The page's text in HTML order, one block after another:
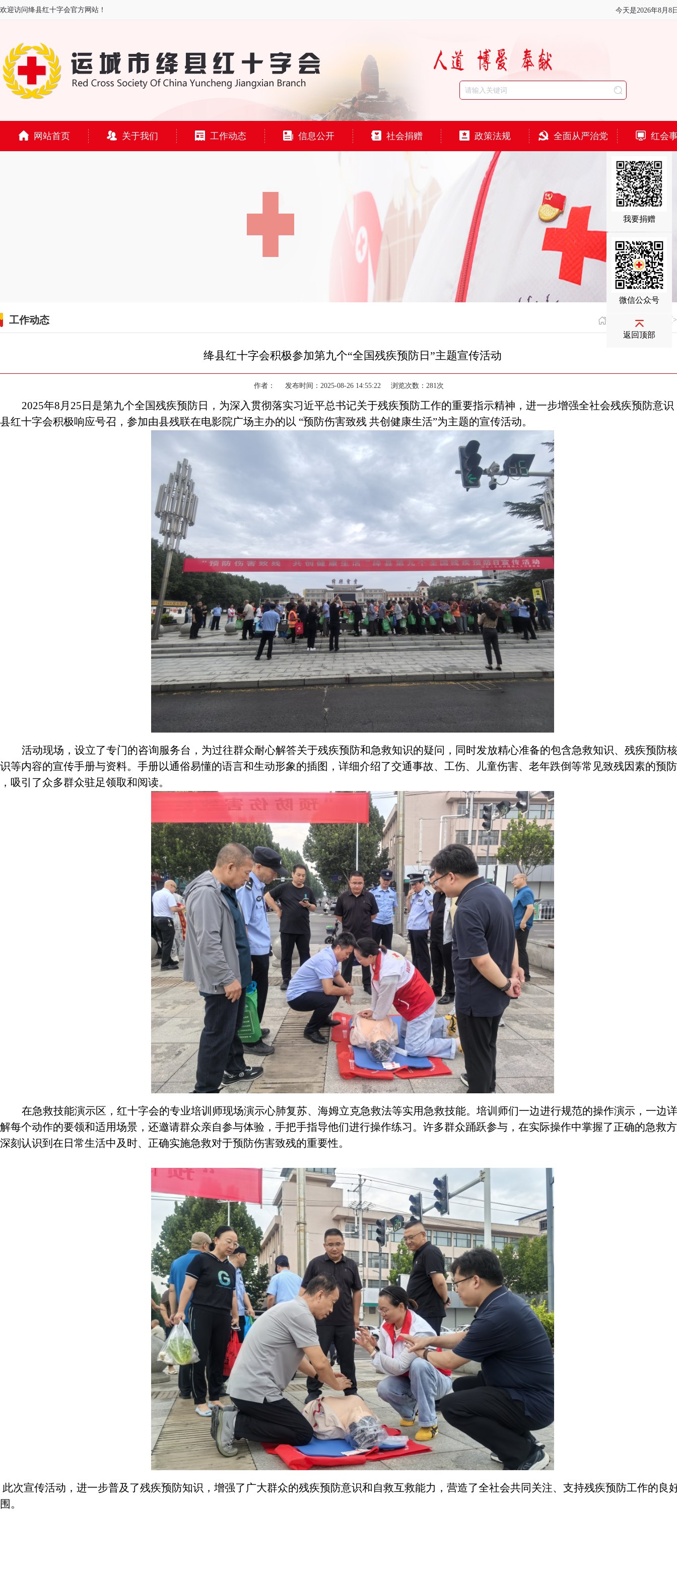
欢迎访问绛县红十字会官方网站！ 今天是2026年8月8
网站首页 关于我们 工作动态 信息公开 社会捐赠 政策法规 全面从严治党 红会
工作动态 您现在的位置： >
绛县红十字会积极参加第九个“全国残疾预防日”主题宣传活动
作者： 发布时间：2025-08-26 14:55:22 浏览次数：281次
2025年8月25日是第九个全国残疾预防日，为深入贯彻落实习近平总书记关于残疾预防工作的重要指示精神，进一步增强全社会残疾预防意识
县红十字会积极响应号召， 参加由县残联在电影院广场主办的以 “预防伤害致残 共创健康生活”为主题的宣传活动。
活动现场，设立了专门的咨询服务台，为过往群众耐心解答关于残疾预防和急救知识的疑问，同时发放精心准备的包含急救知识、残疾预防
识等内容的宣传手册与资料。手册以通俗易懂的语言和生动形象的插图，详细介绍了交通事故、工伤、儿童伤害、老年跌倒等常见致残因素的预
，吸引了众多群众驻足领取和阅读。
在急救技能演示区，红十字会的专业培训师现场演示心肺复苏、海姆立克急救法等实用急救技能。培训师们一边进行规范的操作演示，一边
解每个动作的要领和适用场景，还邀请群众亲自参与体验，手把手指导他们进行操作练习。许多群众踊跃参与，在实际操作中掌握了正确的急救
深刻认识到在日常生活中及时、正确实施急救对于预防伤害致残的重要性。
此次宣传活动，进一步普及了残疾预防知识，增强了广大群众的残疾预防意识和自救互救能力，营造了全社会共同关注、支持残疾预防工作的良
围。
我要捐赠
微信公众号
返回顶部